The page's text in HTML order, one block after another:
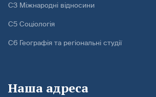
С3 Міжнародні відносини
С5 Соціологія
С6 Географія та регіональні студії
Наша адреса